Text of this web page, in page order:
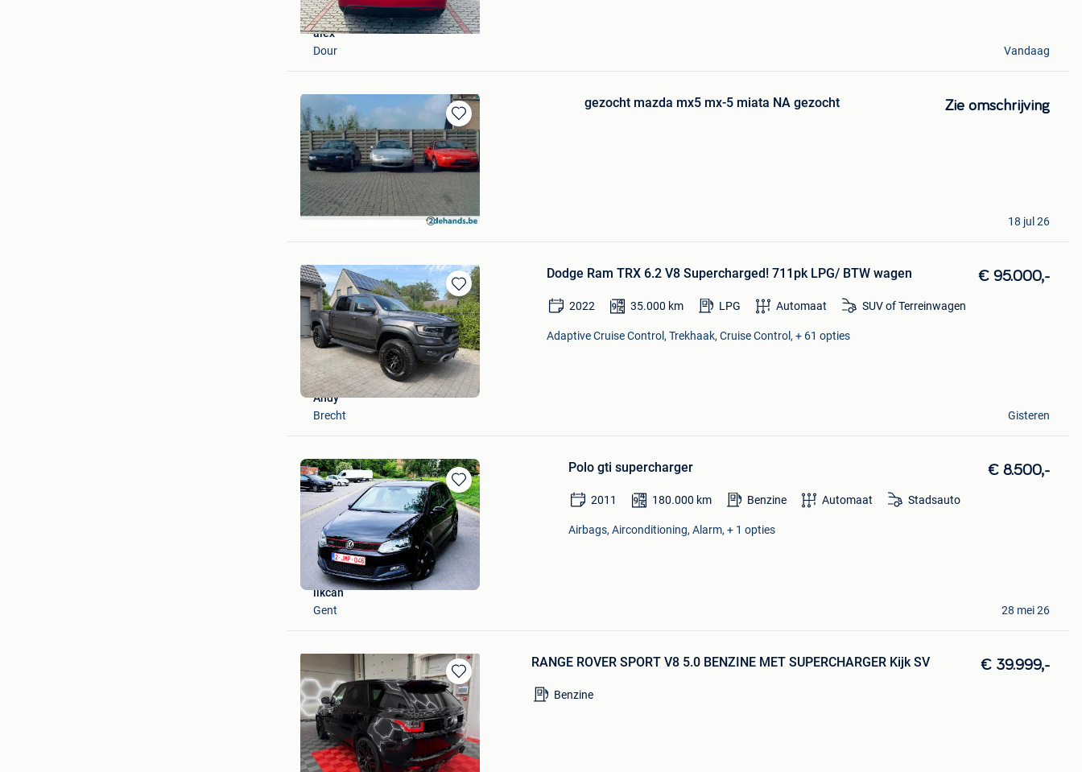
alex
Dour
Vandaag
Bewaren
in
Mijn
Favorieten
gezocht mazda mx5 mx-5 miata NA gezocht Zie omschrijving
Johan
Oud-Turnhout
18 jul 26
Bewaren
in
Mijn
Favorieten
Dodge Ram TRX 6.2 V8 Supercharged! 711pk LPG/ BTW wagen € 95.000,-
2022 35.000 km LPG Automaat SUV of Terreinwagen
Adaptive Cruise Control, Trekhaak, Cruise Control, + 61 opties
Andy
Brecht
Gisteren
Bewaren
in
Mijn
Favorieten
Polo gti supercharger € 8.500,-
2011 180.000 km Benzine Automaat Stadsauto
Airbags, Airconditioning, Alarm, + 1 opties
ilkcan
Gent
28 mei 26
Bewaren
in
Mijn
Favorieten
RANGE ROVER SPORT V8 5.0 BENZINE MET SUPERCHARGER Kijk SV € 39.999,-
Benzine
ben